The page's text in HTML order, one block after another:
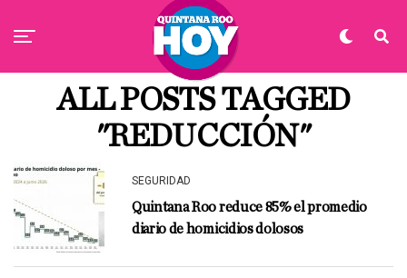
ALL POSTS TAGGED
"REDUCCIÓN"
SEGURIDAD
Quintana Roo reduce 85% el promedio
diario de homicidios dolosos